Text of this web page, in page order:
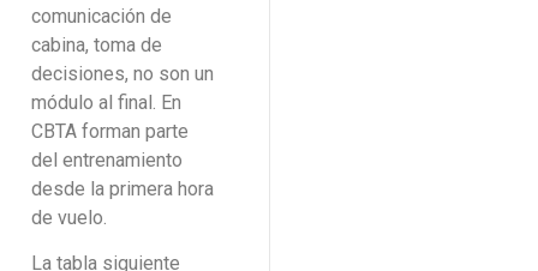
comunicación de
cabina, toma de
decisiones, no son un
módulo al final. En
CBTA forman parte
del entrenamiento
desde la primera hora
de vuelo.
La tabla siguiente